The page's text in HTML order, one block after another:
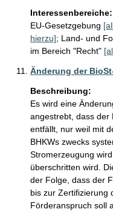
Interessenbereiche:
EU-Gesetzgebung
hierzu]; Land- und
im Bereich "Recht"
Änderung der
Beschreibung:
Es wird eine
angestrebt, dass der
entfällt, nur weil mit
BHKWs zwecks
Stromerzeugung
überschritten wird.
der Folge, dass der
bis zur Zertifizierung
Förderanspruch soll